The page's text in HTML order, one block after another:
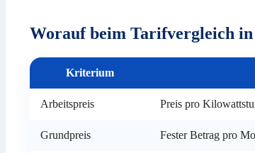
Worauf beim Tarifvergleich in
Kriterium
Arbeitspreis Preis pro
Grundpreis Fester Betrag pro